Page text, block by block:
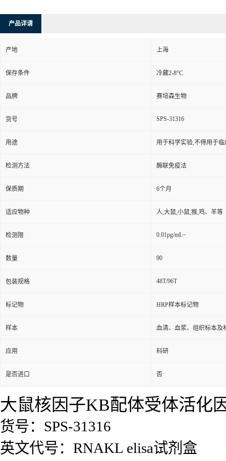
产品详请
产地 上海
保存条件 冷藏2-8°C
品牌 赛培森生物
货号 SPS-31316
用途 用于科学实验,不得用于临
检测方法 酶联免疫法
保质期 6个月
适应物种 人,大鼠,小鼠,猴,鸡、羊等
检测限 0.01pg/mL~
数量 90
包装规格 48T/96T
标记物 HRP样本标记物
样本 血清、血浆、组织标本及
应用 科研
是否进口 否
大鼠核因子KB配体受体活化
货号：SPS-31316
英文代号：RNAKL elisa试剂盒